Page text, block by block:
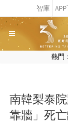
熱門：
南韓梨泰
靠牆」死